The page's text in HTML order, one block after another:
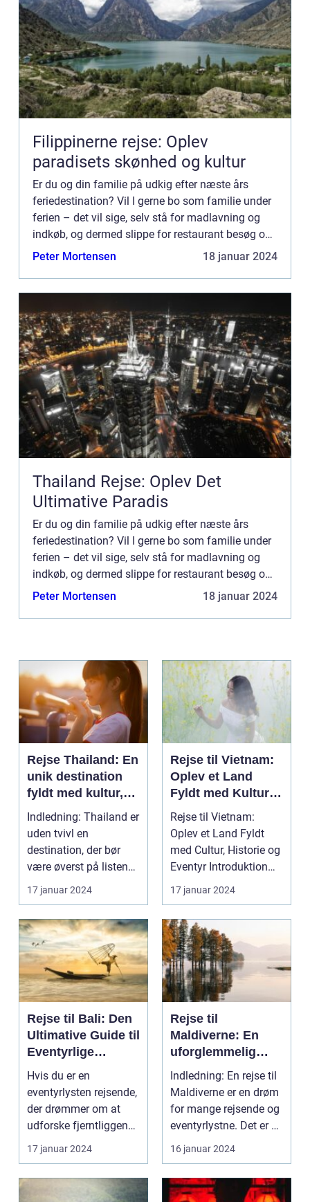
Filippinerne rejse: Oplev
paradisets skønhed og kultur
Er du og din familie på udkig efter næste års
feriedestination? Vil I gerne bo som familie under
ferien – det vil sige, selv stå for madlavning og
indkøb, og dermed slippe for restaurant besøg og
hotelmad, ...
Peter Mortensen 18 januar 2024
Thailand Rejse: Oplev Det
Ultimative Paradis
Er du og din familie på udkig efter næste års
feriedestination? Vil I gerne bo som familie under
ferien – det vil sige, selv stå for madlavning og
indkøb, og dermed slippe for restaurant besøg og
hotelmad, ...
Peter Mortensen 18 januar 2024
Rejse Thailand: En
unik destination
fyldt med kultur,
skønhed og
eventyr
Indledning: Thailand er
uden tvivl en
destination, der bør
være øverst på listen
for enhver rejsende...
17 januar 2024
Rejse til Vietnam:
Oplev et Land
Fyldt med Kultur,
Historie og
Eventyr
Rejse til Vietnam:
Oplev et Land Fyldt
med Cultur, Historie og
Eventyr Introduktion
Rejsen til Vie...
17 januar 2024
Rejse til Bali: Den
Ultimative Guide til
Eventyrlige
Rejsende
Hvis du er en
eventyrlysten rejsende,
der drømmer om at
udforske fjerntliggende
og eksotiske destina...
17 januar 2024
Rejse til
Maldiverne: En
uforglemmelig
oplevelse
Indledning: En rejse til
Maldiverne er en drøm
for mange rejsende og
eventyrlystne. Det er et
paradi...
16 januar 2024